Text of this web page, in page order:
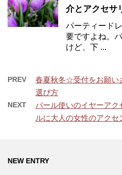
介とアクセサ
パーティード
要ですよね。
けど、下 ...
PREV
春夏秋冬☆受付をお願い
選び方
NEXT
パール使いのイヤーアク
ルに大人の女性のアクセ
NEW ENTRY